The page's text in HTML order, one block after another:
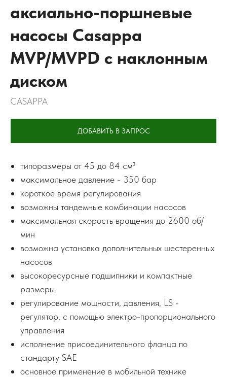
аксиально-поршневые
насосы Casappa
MVP/MVPD с наклонным
диском
CASAPPA
ДОБАВИТЬ В ЗАПРОС
типоразмеры от 45 до 84 см³
максимальное давление - 350 бар
короткое время регулирования
возможны тандемные комбинации насосов
максимальная скорость вращения до 2600 об/
мин
возможна установка дополнительных шестеренных
насосов
высокоресурсные подшипники и компактные
размеры
регулирование мощности, давления, LS -
регулятор, с помощью электро-пропорционального
управления
исполнение присоединительного фланца по
стандарту SAE
основное применение в мобильной технике